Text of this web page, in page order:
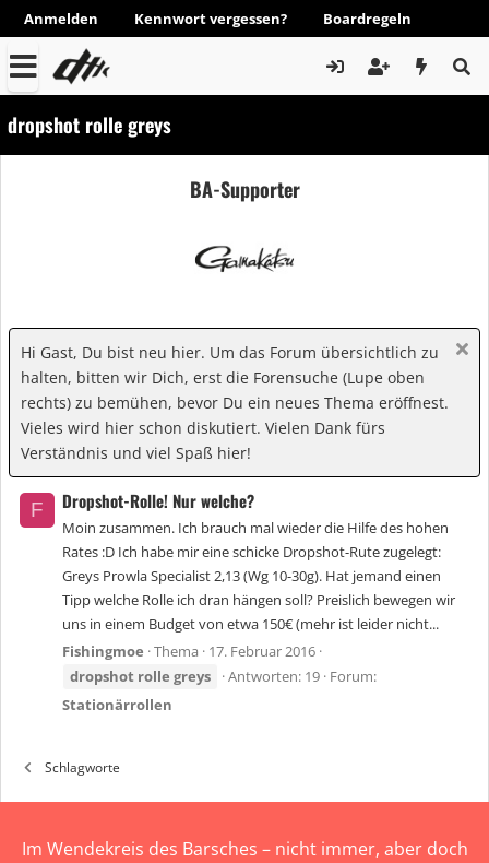
Anmelden Kennwort vergessen? Boardregeln
dropshot rolle greys
BA-Supporter
Hi Gast, Du bist neu hier. Um das Forum übersichtlich zu
halten, bitten wir Dich, erst die Forensuche (Lupe oben
rechts) zu bemühen, bevor Du ein neues Thema eröffnest.
Vieles wird hier schon diskutiert. Vielen Dank fürs
Verständnis und viel Spaß hier!
F Dropshot-Rolle! Nur welche?
Moin zusammen. Ich brauch mal wieder die Hilfe des hohen
Rates :D Ich habe mir eine schicke Dropshot-Rute zugelegt:
Greys Prowla Specialist 2,13 (Wg 10-30g). Hat jemand einen
Tipp welche Rolle ich dran hängen soll? Preislich bewegen wir
uns in einem Budget von etwa 150€ (mehr ist leider nicht...
Fishingmoe Thema
17. Februar 2016
dropshot rolle greys Antworten: 19 Forum:
Stationärrollen
Schlagworte
Im Wendekreis des Barsches – nicht immer, aber doch